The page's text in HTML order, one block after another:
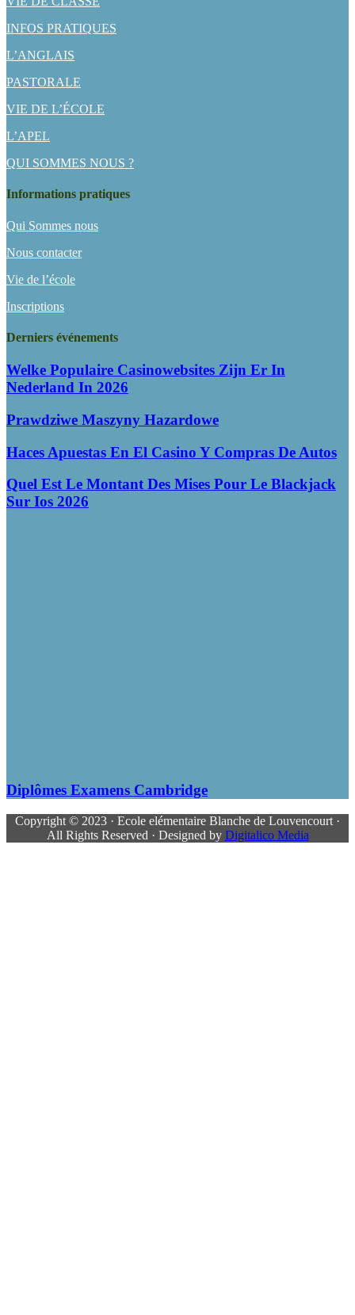
INFOS PRATIQUES
L’ANGLAIS
PASTORALE
VIE DE L’ÉCOLE
L’APEL
QUI SOMMES NOUS ?
Informations pratiques
Qui Sommes nous
Nous contacter
Vie de l’école
Inscriptions
Derniers événements
Welke Populaire Casinowebsites Zijn Er In
Nederland In 2026
Prawdziwe Maszyny Hazardowe
Haces Apuestas En El Casino Y Compras De Autos
Quel Est Le Montant Des Mises Pour Le Blackjack
Sur Ios 2026
Diplômes Examens Cambridge
Copyright © 2023 · Ecole elémentaire Blanche de Louvencourt ·
All Rights Reserved · Designed by Digitalico Media